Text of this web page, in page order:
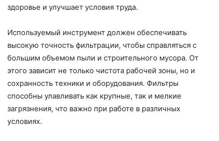
здоровье и улучшает условия труда.
Используемый инструмент должен обеспечивать
высокую точность фильтрации, чтобы справляться с
большим объемом пыли и строительного мусора. От
этого зависит не только чистота рабочей зоны, но и
сохранность техники и оборудования. Фильтры
способны улавливать как крупные, так и мелкие
загрязнения, что важно при работе в различных
условиях.